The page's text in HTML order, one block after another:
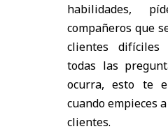
habilidades,
compañeros que
clientes
todas las
ocurra, esto te
cuando empieces
clientes.